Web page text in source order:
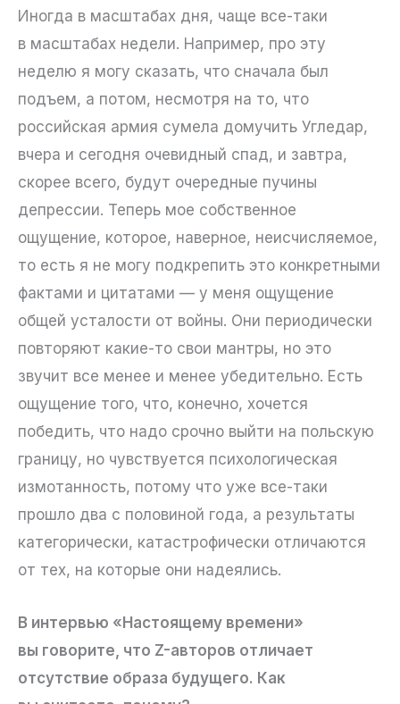
Иногда в масштабах дня, чаще все-таки
в масштабах недели. Например, про эту
неделю я могу сказать, что сначала был
подъем, а потом, несмотря на то, что
российская армия сумела домучить Угледар,
вчера и сегодня очевидный спад, и завтра,
скорее всего, будут очередные пучины
депрессии. Теперь мое собственное
ощущение, которое, наверное, неисчисляемое,
то есть я не могу подкрепить это конкретными
фактами и цитатами — у меня ощущение
общей усталости от войны. Они периодически
повторяют какие-то свои мантры, но это
звучит все менее и менее убедительно. Есть
ощущение того, что, конечно, хочется
победить, что надо срочно выйти на польскую
границу, но чувствуется психологическая
измотанность, потому что уже все-таки
прошло два с половиной года, а результаты
категорически, катастрофически отличаются
от тех, на которые они надеялись.
В интервью «Настоящему времени»
вы говорите, что Z-авторов отличает
отсутствие образа будущего. Как